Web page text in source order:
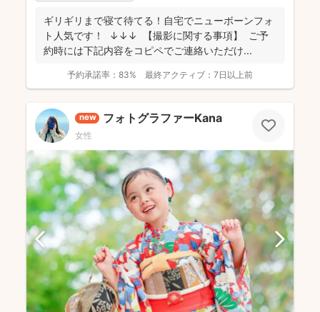
ギリギリまで寝て待てる！自宅でニューボーンフォ
ト人気です！ ↓↓↓ 【撮影に関する事項】 ご予
約時には下記内容をコピペでご連絡いただけ...
予約承諾率： 83% 最終アクティブ： 7日以上前
new フォトグラファーKana
女性